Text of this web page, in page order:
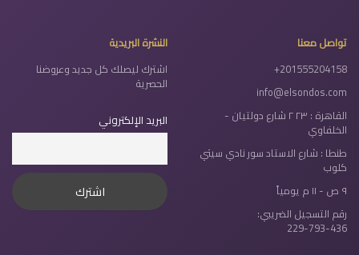
تواصل معنا
+201555204158
info@elsondos.com
القاهرة : ٢٣ ٢ شارع دولتيان -
الخلفاوي
طنطا : شارع الاستاد سور نادي سيتي
كلوب
٩ ص - ١١ م يومياً
رقم التسجيل الضريبي:
229-793-436
النشرة البريدية
اشترك ليصلك كل جديد وعروضنا
الحصرية
البريد الإلكتروني